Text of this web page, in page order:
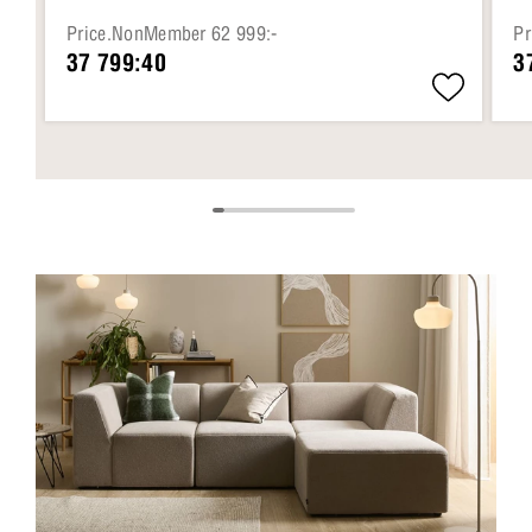
Price.NonMember 62 999:-
37 799:40